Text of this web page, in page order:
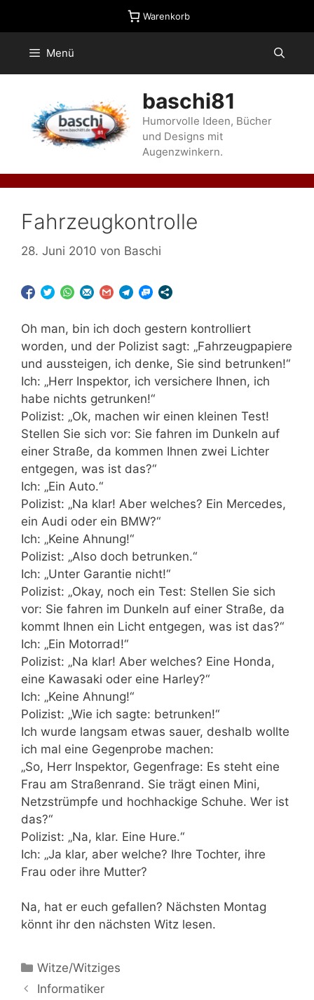
Warenkorb
Menü
baschi81
Humorvolle Ideen, Bücher
und Designs mit
Augenzwinkern.
Fahrzeugkontrolle
28. Juni 2010 von Baschi
Oh man, bin ich doch gestern kontrolliert
worden, und der Polizist sagt: „Fahrzeugpapiere
und aussteigen, ich denke, Sie sind betrunken!“
Ich: „Herr Inspektor, ich versichere Ihnen, ich
habe nichts getrunken!“
Polizist: „Ok, machen wir einen kleinen Test!
Stellen Sie sich vor: Sie fahren im Dunkeln auf
einer Straße, da kommen Ihnen zwei Lichter
entgegen, was ist das?“
Ich: „Ein Auto.“
Polizist: „Na klar! Aber welches? Ein Mercedes,
ein Audi oder ein BMW?“
Ich: „Keine Ahnung!“
Polizist: „Also doch betrunken.“
Ich: „Unter Garantie nicht!“
Polizist: „Okay, noch ein Test: Stellen Sie sich
vor: Sie fahren im Dunkeln auf einer Straße, da
kommt Ihnen ein Licht entgegen, was ist das?“
Ich: „Ein Motorrad!“
Polizist: „Na klar! Aber welches? Eine Honda,
eine Kawasaki oder eine Harley?“
Ich: „Keine Ahnung!“
Polizist: „Wie ich sagte: betrunken!“
Ich wurde langsam etwas sauer, deshalb wollte
ich mal eine Gegenprobe machen:
„So, Herr Inspektor, Gegenfrage: Es steht eine
Frau am Straßenrand. Sie trägt einen Mini,
Netzstrümpfe und hochhackige Schuhe. Wer ist
das?“
Polizist: „Na, klar. Eine Hure.“
Ich: „Ja klar, aber welche? Ihre Tochter, ihre
Frau oder ihre Mutter?
Na, hat er euch gefallen? Nächsten Montag
könnt ihr den nächsten Witz lesen.
Kategorien
Witze/Witziges
Informatiker